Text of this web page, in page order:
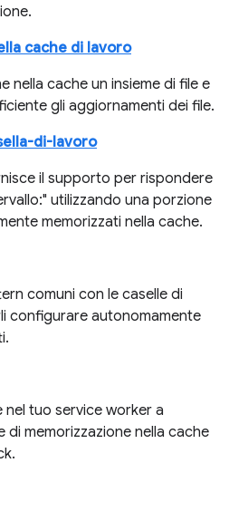
cache di lavoro
nella cache un insieme di file e
gli aggiornamenti dei file.
di-lavoro
il supporto per rispondere
utilizzando una porzione
memorizzati nella cache.
comuni con le caselle di
configurare autonomamente
nel tuo service worker a
memorizzazione nella cache